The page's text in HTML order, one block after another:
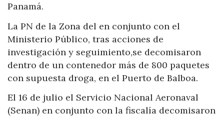
Panamá.
La PN de la Zona del en conjunto con el
Ministerio Público, tras acciones de
investigación y seguimiento,se decomisaron
dentro de un contenedor más de 800 paquetes
con supuesta droga, en el Puerto de Balboa.
El 16 de julio el Servicio Nacional Aeronaval
(Senan) en conjunto con la fiscalía decomisaron